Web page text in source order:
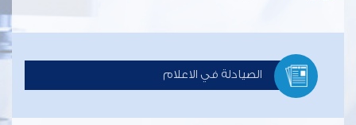
الصيادلة في الاعلام